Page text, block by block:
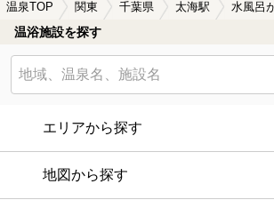
温泉TOP 関東 千葉県 太海駅
温浴施設を探す
エリアから探す
地図から探す